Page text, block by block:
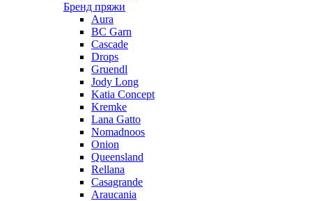
Бренд пряжи
Aura
BC Garn
Cascade
Drops
Gruendl
Jody Long
Katia Concept
Kremke
Lana Gatto
Nomadnoos
Onion
Queensland
Rellana
Casagrande
Araucania